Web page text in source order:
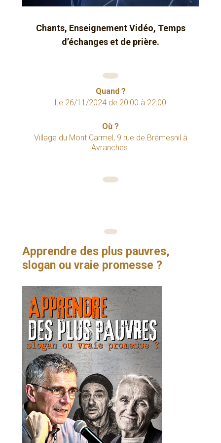
Chants, Enseignement Vidéo, Temps
d’échanges et de prière.
Quand ?
Le 26/11/2024 de 20:00 à 22:00
Où ?
Village du Mont Carmel, 9 rue de Brémesnil à
Avranches.
Apprendre des plus pauvres,
slogan ou vraie promesse ?